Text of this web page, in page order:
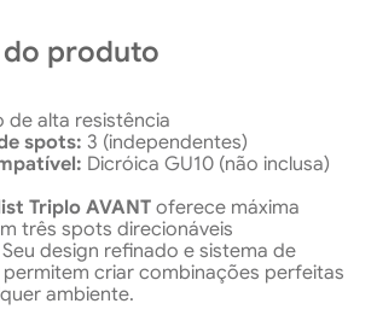
produto
de alta resistência
spots: 3 (independentes)
Dicróica GU10 (não inclusa)
Triplo AVANToferece máxima
três spots direcionáveis
design refinado e sistema de
permitem criar combinações perfeitas
ambiente.